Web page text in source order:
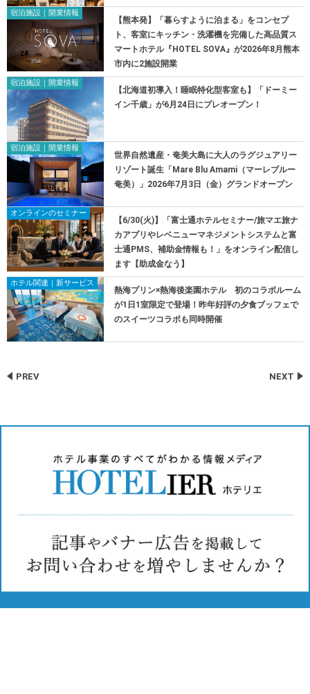
宿泊施設｜開業情報
【熊本発】「暮らすように泊まる」をコンセプ
ト、客室にキッチン・洗濯機を完備した高品質ス
マートホテル『HOTEL SOVA』が2026年8月熊本
市内に2施設開業
宿泊施設｜開業情報
【北海道初導入！睡眠特化型客室も】「ドーミー
イン千歳」が6月24日にプレオープン！
宿泊施設｜開業情報
世界自然遺産・奄美大島に大人のラグジュアリー
リゾート誕生「Mare Blu Amami（マーレブルー
奄美）」2026年7月3日（金）グランドオープン
オンラインのセミナー
【6/30(火)】「富士通ホテルセミナー/旅マエ旅ナ
カアプリやレベニューマネジメントシステムと富
士通PMS、補助金情報も！」をオンライン配信し
ます【助成金なう】
ホテル関連｜新サービス
熱海プリン×熱海後楽園ホテル 初のコラボルーム
が1日1室限定で登場！昨年好評の夕食ブッフェで
のスイーツコラボも同時開催
PREV NEXT